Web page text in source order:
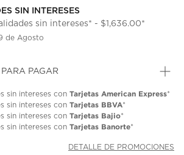
SIN INTERESES
sin intereses* - $1,636.00*
de Agosto
PAGAR
sin intereses con Tarjetas American Express*
sin intereses con Tarjetas BBVA*
sin intereses con Tarjetas Bajio*
sin intereses con Tarjetas Banorte*
DETALLE DE PROMOCIONES